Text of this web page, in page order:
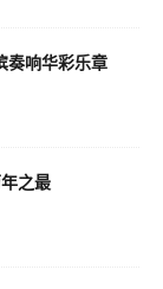
奏响华彩乐章
之最